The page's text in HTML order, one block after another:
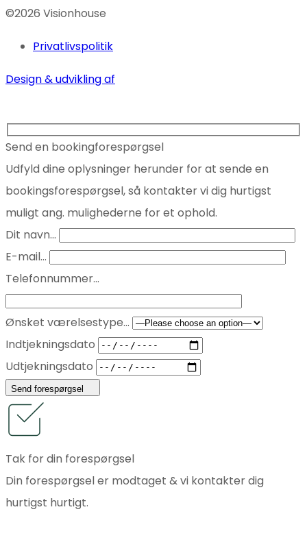
©2026 Visionhouse
Privatlivspolitik
Design & udvikling af
Send en bookingforespørgsel
Udfyld dine oplysninger herunder for at sende en
bookingsforespørgsel, så kontakter vi dig hurtigst
muligt ang. mulighederne for et ophold.
Dit navn...
E-mail...
Telefonnummer...
Ønsket værelsestype...
Indtjekningsdato
Udtjekningsdato
Send forespørgsel
Tak for din forespørgsel
Din forespørgsel er modtaget & vi kontakter dig
hurtigst hurtigt.